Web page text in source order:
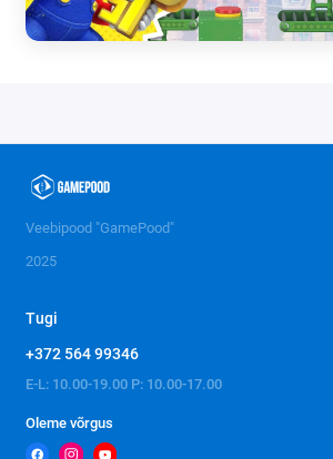
Veebipood "GamePood"
2025
Tugi
+372 564 99346
E-L: 10.00-19.00 P: 10.00-17.00
Oleme võrgus